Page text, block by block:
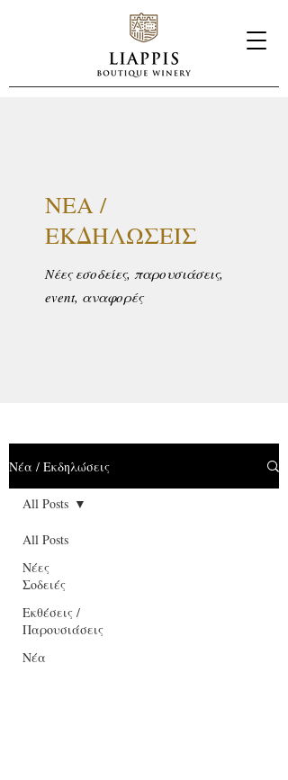
ΝΕΑ /
ΕΚΔΗΛΩΣΕΙΣ
Νέες εσοδείες, παρουσιάσεις,
event, αναφορές
Νέα / Εκδηλώσεις
All Posts
Νέες
Σοδειές
Εκθέσεις /
Παρουσιάσεις
Νέα
All Posts